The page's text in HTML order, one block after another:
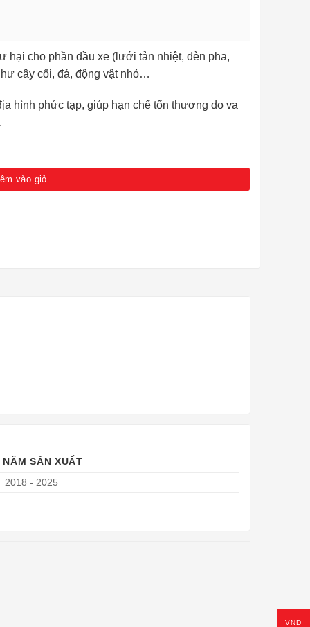
hại cho phần đầu xe (lưới tản nhiệt, đèn pha,
cây cối, đá, động vật nhỏ…
hình phức tạp, giúp hạn chế tổn thương do va
vào giỏ
NĂM SẢN XUẤT
2018 - 2025
VND